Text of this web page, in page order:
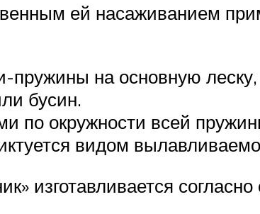
ей насаживанием
пружины на основную
бусин.
по окружности всей
видом
изготавливается